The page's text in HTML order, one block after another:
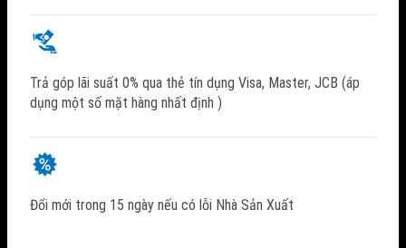
Trả góp lãi suất 0% qua thẻ tín dụng Visa, Master, JCB (áp
dụng một số mặt hàng nhất định )
Đổi mới trong 15 ngày nếu có lỗi Nhà Sản Xuất